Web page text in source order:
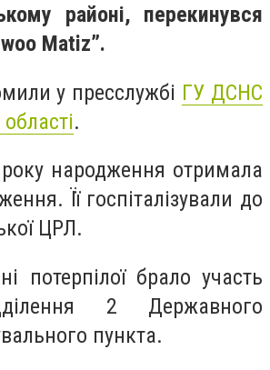
районі, перекинувся
Matiz”.
у пресслужбі ГУ ДСНС
.
народження отримала
Її госпіталізували до
ЦРЛ.
потерпілої брало участь
2 Державного
пункта.